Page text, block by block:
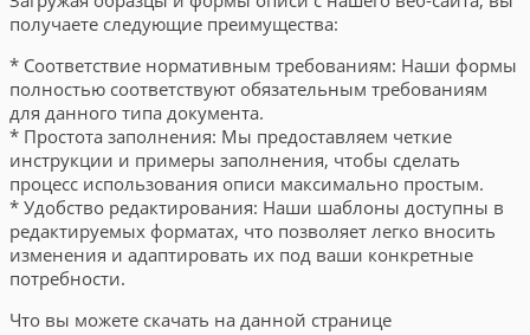
получаете следующие преимущества:
* Соответствие нормативным требованиям: Наши формы
полностью соответствуют обязательным требованиям
для данного типа документа.
* Простота заполнения: Мы предоставляем четкие
инструкции и примеры заполнения, чтобы сделать
процесс использования описи максимально простым.
* Удобство редактирования: Наши шаблоны доступны в
редактируемых форматах, что позволяет легко вносить
изменения и адаптировать их под ваши конкретные
потребности.
Что вы можете скачать на данной странице